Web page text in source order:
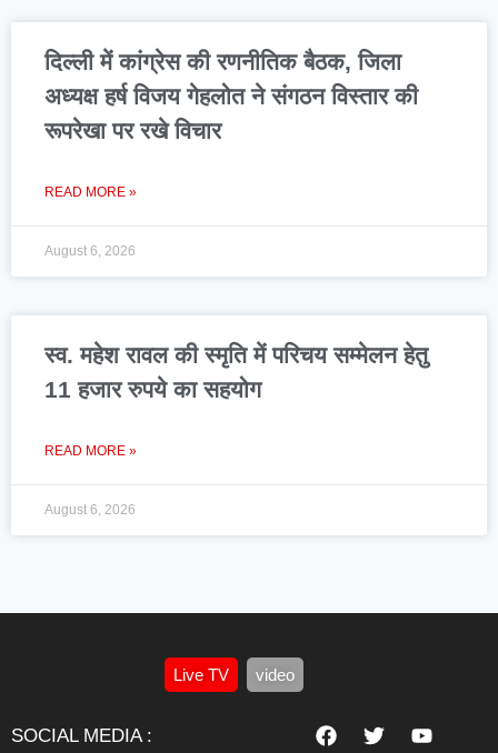
दिल्ली में कांग्रेस की रणनीतिक बैठक, जिला
अध्यक्ष हर्ष विजय गेहलोत ने संगठन विस्तार की
रूपरेखा पर रखे विचार
READ MORE »
August 6, 2026
स्व. महेश रावल की स्मृति में परिचय सम्मेलन हेतु
11 हजार रुपये का सहयोग
READ MORE »
August 6, 2026
Live TV video
SOCIAL MEDIA :